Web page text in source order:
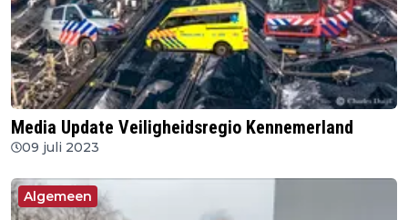
Media Update Veiligheidsregio Kennemerland
09 juli 2023
Algemeen